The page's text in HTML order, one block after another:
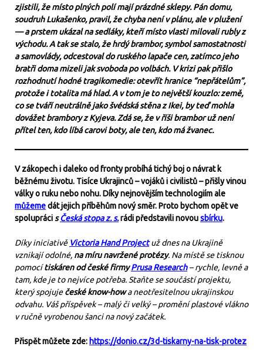
zjistili, že místo plných polí mají prázdné sklepy. Pán domu,
soudruh Lukašenko, pravil, že chyba není v plánu, ale v plužení
— a prstem ukázal na sedláky, kteří místo vlasti milovali rubly z
východu. A tak se stalo, že hrdý brambor, symbol samostatnosti
a samovlády, odcestoval do ruského lapače cen, zatímco jeho
bratři doma mizeli jak svoboda po volbách. V krizi pak přišlo
rozhodnutí hodné tragikomedie: otevřít hranice “nepřátelům”,
protože i totalita má hlad. A v tom je to největší kouzlo: země,
co se tváří neutrálně jako švédská stěna z Ikei, by teď mohla
dovážet brambory z Kyjeva. Zdá se, že v říši brambor už není
přítel ten, kdo líbá carovi boty, ale ten, kdo má žvanec.
V zákopech i daleko od fronty probíhá tichý boj o návrat k
běžnému životu. Tisíce Ukrajinců – vojáků i civilistů – přišly vinou
války o ruku nebo nohu. Díky nejnovějším technologiím ale
můžemedát jejich příběhům nový směr. Proto bychom opět ve
spolupráci sČeská stopa z. s.rádi představili novousbírku.
Díky iniciativě Victoria Hand Projectuž dnes na Ukrajině
vznikají odolné, na míru navržené protézy. Na místě se tisknou
pomocítiskáren od české firmyPrusa Research– rychle, levně a
tam, kde je to nejvíce potřeba. Staňte se součástí projektu,
který spojuječeské know-howa neotřesitelnou ukrajinskou
odvahu. Váš příspěvek – malý či velký – promění plastové vlákno
v ručně vyrobenou šanci na nový začátek.
Přispět můžete zde: https://donio.cz/3d-tiskarny-na-tisk-protez